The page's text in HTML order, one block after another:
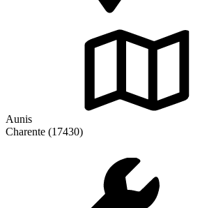
Aunis
Charente (17430)